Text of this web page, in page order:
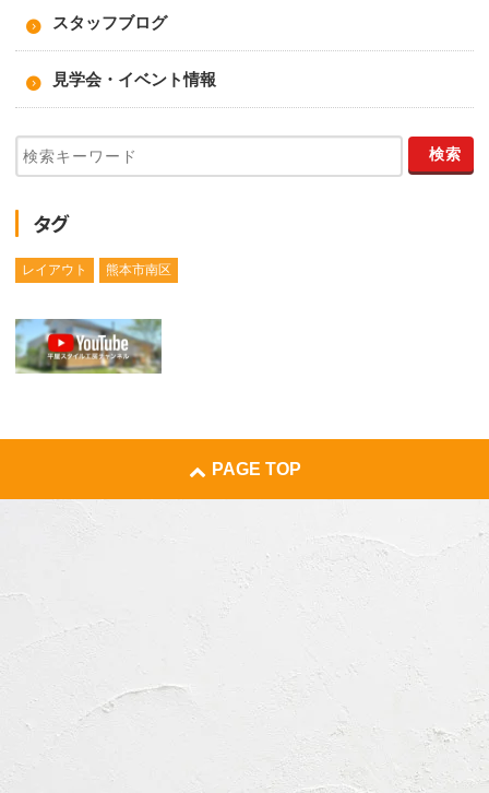
スタッフブログ
見学会・イベント情報
タグ
レイアウト 熊本市南区
PAGE TOP